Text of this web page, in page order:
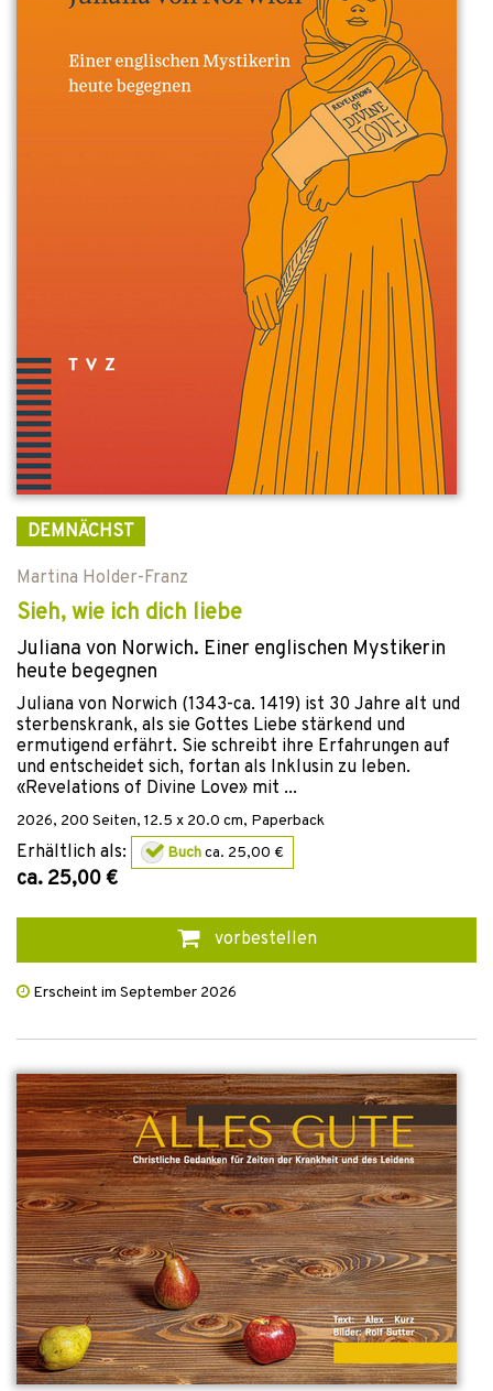
DEMNÄCHST
Martina Holder-Franz
Sieh, wie ich dich liebe
Juliana von Norwich. Einer englischen Mystikerin
heute begegnen
Juliana von Norwich (1343-ca. 1419) ist 30 Jahre alt und
sterbenskrank, als sie Gottes Liebe stärkend und
ermutigend erfährt. Sie schreibt ihre Erfahrungen auf
und entscheidet sich, fortan als Inklusin zu leben.
«Revelations of Divine Love» mit ...
2026, 200 Seiten, 12.5 x 20.0 cm, Paperback
Erhältlich als: Buchca. 25,00 €
ca. 25,00 €
vorbestellen
Erscheint im September 2026